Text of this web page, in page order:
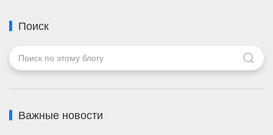
Поиск
Важные новости